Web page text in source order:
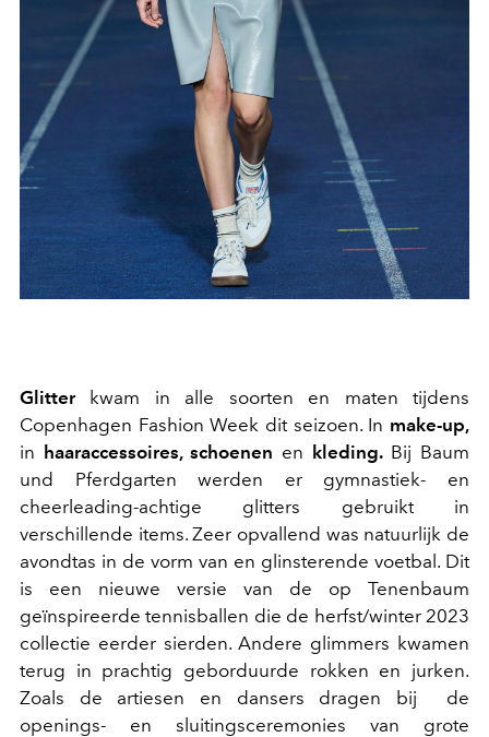
Glitterkwam in alle soorten en maten tijdens
Copenhagen Fashion Week dit seizoen. In make-up,
in haaraccessoires, schoenen en kleding.Bij Baum
und Pferdgarten werden er gymnastiek- en
cheerleading-achtige glitters gebruikt in
verschillende items. Zeer opvallend was natuurlijk de
avondtas in de vorm van en glinsterende voetbal. Dit
is een nieuwe versie van de op Tenenbaum
geïnspireerde tennisballen die de herfst/winter 2023
collectie eerder sierden. Andere glimmers kwamen
terug in prachtig geborduurde rokken en jurken.
Zoals de artiesen en dansers dragen bij de
openings- en sluitingsceremonies van grote